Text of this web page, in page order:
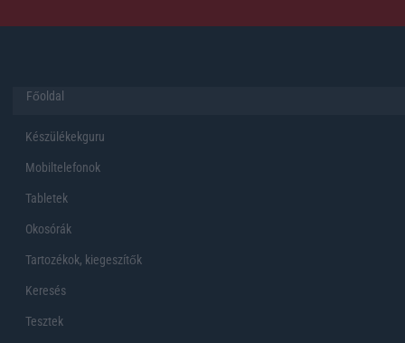
Főoldal
Készülékekguru
Mobiltelefonok
Tabletek
Okosórák
Tartozékok, kiegeszítők
Keresés
Tesztek